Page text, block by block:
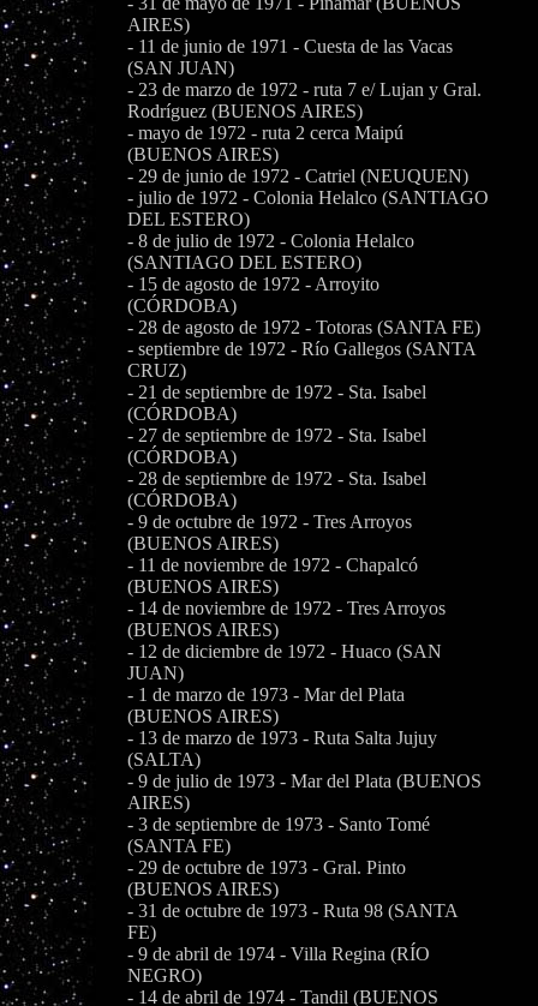
AIRES)
- 11 de junio de 1971 - Cuesta de las Vacas
(SAN JUAN)
- 23 de marzo de 1972 - ruta 7 e/ Lujan y Gral.
Rodríguez (BUENOS AIRES)
- mayo de 1972 - ruta 2 cerca Maipú
(BUENOS AIRES)
- 29 de junio de 1972 - Catriel (NEUQUEN)
- julio de 1972 - Colonia Helalco (SANTIAGO
DEL ESTERO)
- 8 de julio de 1972 - Colonia Helalco
(SANTIAGO DEL ESTERO)
- 15 de agosto de 1972 - Arroyito
(CÓRDOBA)
- 28 de agosto de 1972 - Totoras (SANTA FE)
- septiembre de 1972 - Río Gallegos (SANTA
CRUZ)
- 21 de septiembre de 1972 - Sta. Isabel
(CÓRDOBA)
- 27 de septiembre de 1972 - Sta. Isabel
(CÓRDOBA)
- 28 de septiembre de 1972 - Sta. Isabel
(CÓRDOBA)
- 9 de octubre de 1972 - Tres Arroyos
(BUENOS AIRES)
- 11 de noviembre de 1972 - Chapalcó
(BUENOS AIRES)
- 14 de noviembre de 1972 - Tres Arroyos
(BUENOS AIRES)
- 12 de diciembre de 1972 - Huaco (SAN
JUAN)
- 1 de marzo de 1973 - Mar del Plata
(BUENOS AIRES)
- 13 de marzo de 1973 - Ruta Salta Jujuy
(SALTA)
- 9 de julio de 1973 - Mar del Plata (BUENOS
AIRES)
- 3 de septiembre de 1973 - Santo Tomé
(SANTA FE)
- 29 de octubre de 1973 - Gral. Pinto
(BUENOS AIRES)
- 31 de octubre de 1973 - Ruta 98 (SANTA
FE)
- 9 de abril de 1974 - Villa Regina (RÍO
NEGRO)
- 14 de abril de 1974 - Tandil (BUENOS